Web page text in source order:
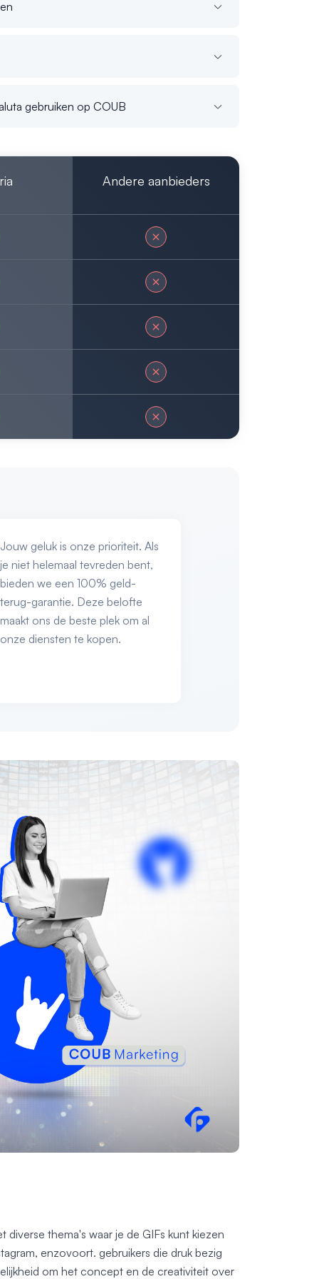
gebruiken op COUB
Andere aanbieders
Jouw geluk is onze prioriteit. Als
je niet helemaal tevreden bent,
bieden we een 100% geld-
terug-garantie. Deze belofte
maakt ons de beste plek om al
onze diensten te kopen.
thema's waar je de GIFs kunt kiezen
enzovoort. gebruikers die druk bezig
om het concept en de creativiteit over